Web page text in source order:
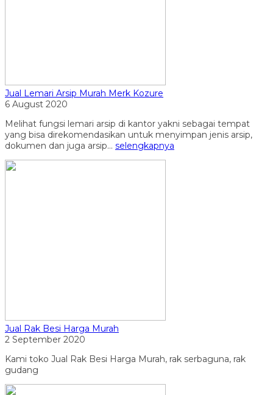
Jual Lemari Arsip Murah Merk Kozure
6 August 2020
Melihat fungsi lemari arsip di kantor yakni sebagai tempat
yang bisa direkomendasikan untuk menyimpan jenis arsip,
dokumen dan juga arsip... selengkapnya
Jual Rak Besi Harga Murah
2 September 2020
Kami toko Jual Rak Besi Harga Murah, rak serbaguna, rak
gudang